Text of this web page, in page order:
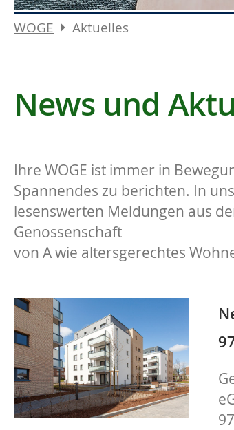
WOGE Aktuelles
News und
Ihre WOGE ist immer in
Spannendes zu berichten. In
lesenswerten Meldungen aus
Genossenschaft
von A wie altersgerechtes